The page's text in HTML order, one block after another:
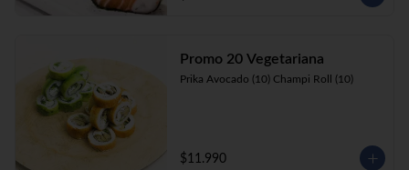
crema y cebollín envuelto en palta.
Promo 20 Vegetariana
Prika Avocado (10) Champi Roll (10)
$11.990